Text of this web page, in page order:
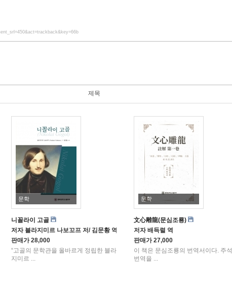
제목
룡주해 제이권 명시편)
문학
니꼴라이 고골
저자블라지미르 나보꼬프 저/ 김문황 역
판매가28,000
“고골의 문학관을 올바르게 정립한 블라
지미르 ...
문학
文心雕龍(문심조룡)
저자배득렬 역
판매가27,000
이 책은 문심조룡의 번역서이다. 주석
번역을 ...